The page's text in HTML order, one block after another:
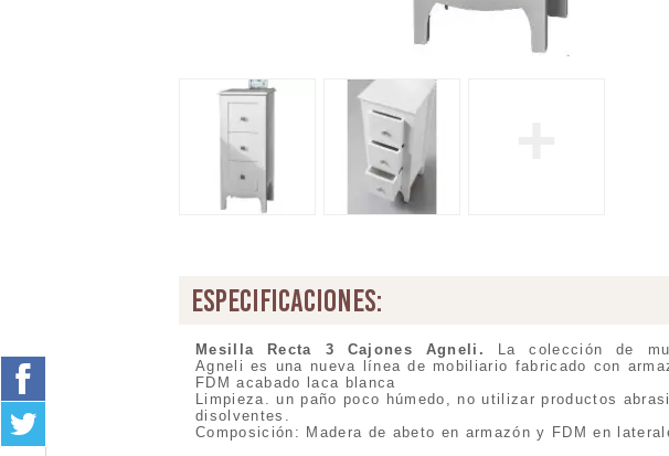
especificaciones:
Mesilla Recta 3 Cajones Agneli .
La colección de
Agneli es una nueva línea de mobiliario fabricado con
FDM acabado laca blanca
Limpieza. un paño poco húmedo, no utilizar productos
disolventes.
Composición: Madera de abeto en armazón y FDM en